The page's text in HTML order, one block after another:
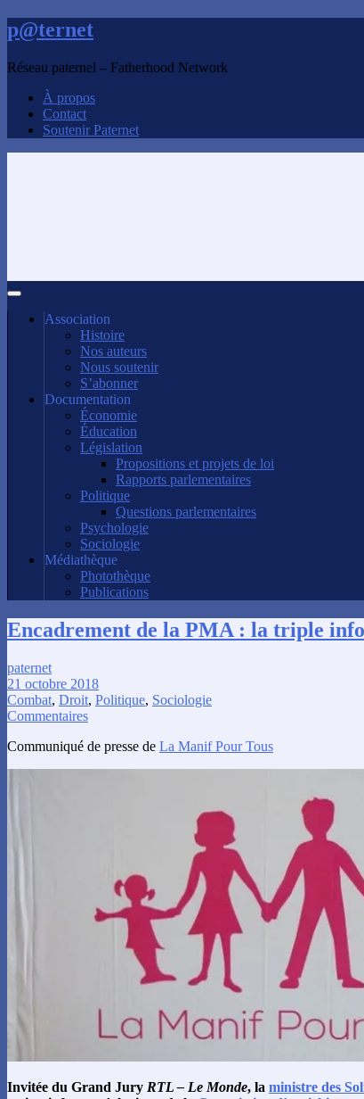
p@ternet
Réseau paternel – Fatherhood Network
À propos
Contact
Soutenir Paternet
Association
Histoire
Nos auteurs
Nous soutenir
S’abonner
Documentation
Économie
Éducation
Législation
Propositions et projets de loi
Rapports parlementaires
Politique
Questions parlementaires
Psychologie
Sociologie
Médiathèque
Photothèque
Publications
Encadrement de la PMA : la triple
paternet
21 octobre 2018
Combat, Droit, Politique, Sociologie
Commentaires
Communiqué de presse de La Manif Pour Tous
Invitée du Grand Jury RTL – Le Monde, la ministre des